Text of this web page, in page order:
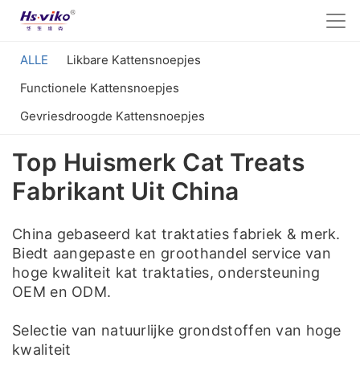
ALLE
Likbare Kattensnoepjes
Functionele Kattensnoepjes
Gevriesdroogde Kattensnoepjes
Top Huismerk Cat Treats
Fabrikant Uit China
China gebaseerd kat traktaties fabriek & merk.
Biedt aangepaste en groothandel service van
hoge kwaliteit kat traktaties, ondersteuning
OEM en ODM.
Selectie van natuurlijke grondstoffen van hoge
kwaliteit